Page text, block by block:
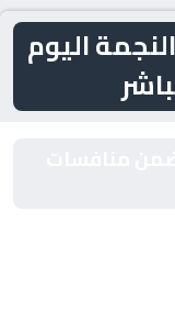
اليوم